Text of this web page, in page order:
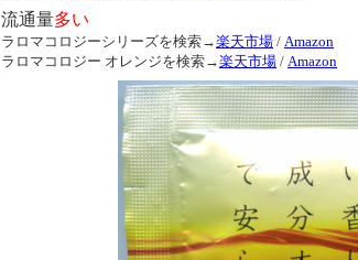
流通量多い
ラロマコロジーシリーズを検索→楽天市場 / Amazon
ラロマコロジー オレンジを検索→楽天市場 / Amazon